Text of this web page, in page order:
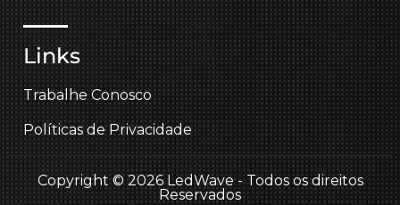
Links
Trabalhe Conosco
Políticas de Privacidade
Copyright © 2026 LedWave - Todos os direitos
Reservados